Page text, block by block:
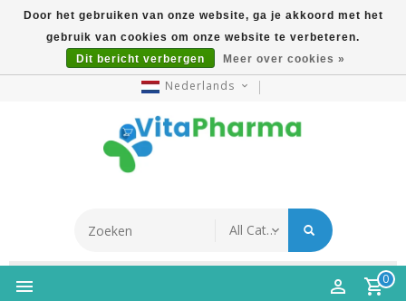
5% Korting Na Aanmelding Op Nieuwsbrief | Gratis
Verzending Vanaf €49 | Online Sinds 2007
Nederlands
0
Door het gebruiken van onze website, ga je akkoord met het
gebruik van cookies om onze website te verbeteren.
Dit bericht verbergen
Meer over cookies »